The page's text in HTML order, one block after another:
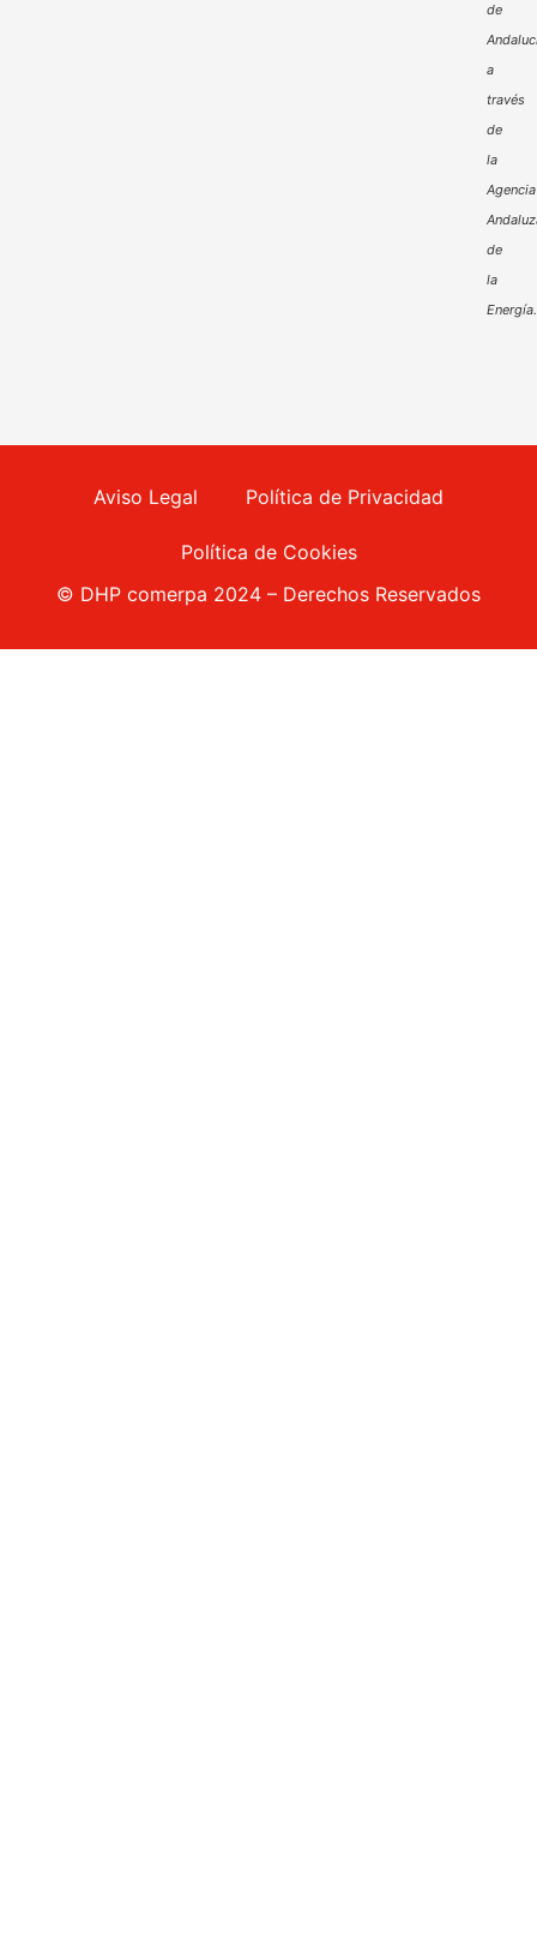
de
a
través
de
la
Agencia
de
la
Energía.
Aviso Legal Política de Privacidad
Política de Cookies
© DHP comerpa 2024 – Derechos Reservados